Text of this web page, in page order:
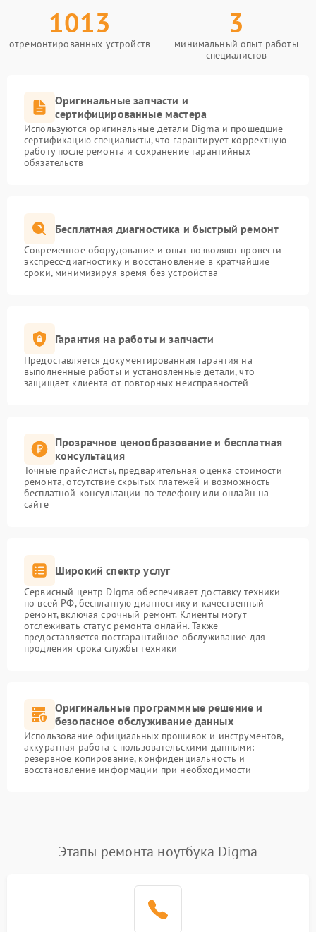
1013
отремонтированных устройств
3
минимальный опыт работы
специалистов
Оригинальные запчасти и
сертифицированные мастера
Используются оригинальные детали Digma и прошедшие
сертификацию специалисты, что гарантирует корректную
работу после ремонта и сохранение гарантийных
обязательств
Бесплатная диагностика и быстрый ремонт
Современное оборудование и опыт позволяют провести
экспресс-диагностику и восстановление в кратчайшие
сроки, минимизируя время без устройства
Гарантия на работы и запчасти
Предоставляется документированная гарантия на
выполненные работы и установленные детали, что
защищает клиента от повторных неисправностей
Прозрачное ценообразование и бесплатная
консультация
Точные прайс-листы, предварительная оценка стоимости
ремонта, отсутствие скрытых платежей и возможность
бесплатной консультации по телефону или онлайн на
сайте
Широкий спектр услуг
Сервисный центр Digma обеспечивает доставку техники
по всей РФ, бесплатную диагностику и качественный
ремонт, включая срочный ремонт. Клиенты могут
отслеживать статус ремонта онлайн. Также
предоставляется постгарантийное обслуживание для
продления срока службы техники
Оригинальные программные решение и
безопасное обслуживание данных
Использование официальных прошивок и инструментов,
аккуратная работа с пользовательскими данными:
резервное копирование, конфиденциальность и
восстановление информации при необходимости
Этапы ремонта ноутбука Digma